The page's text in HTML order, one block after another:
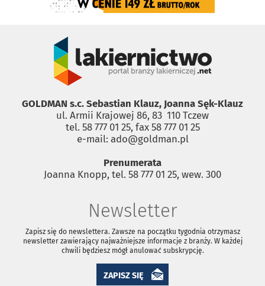
GOLDMAN s.c. Sebastian Klauz, Joanna Sęk-Klauz
ul. Armii Krajowej 86, 83 ­ 110 Tczew
tel. 58 777 01 25, fax 58 777 01 25
e-mail: ado@goldman.pl
Prenumerata
Joanna Knopp, tel. 58 777 01 25, wew. 300
Newsletter
Zapisz się do newslettera. Zawsze na początku tygodnia otrzymasz
newsletter zawierający najważniejsze informacje z branży. W każdej
chwili będziesz mógł anulować subskrypcję.
ZAPISZ SIĘ